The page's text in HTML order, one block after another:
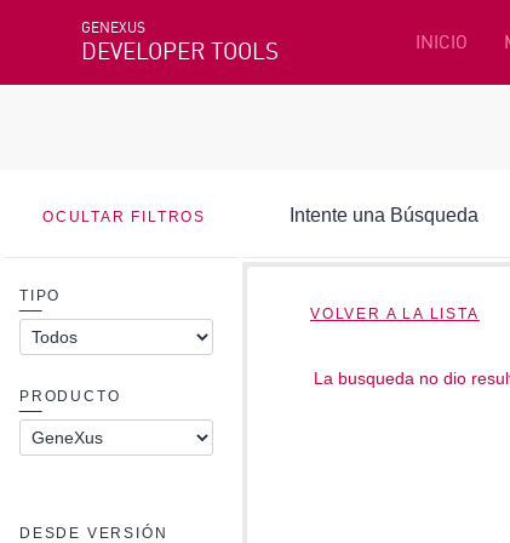
GENEXUS
DEVELOPER TOOLS INICIO